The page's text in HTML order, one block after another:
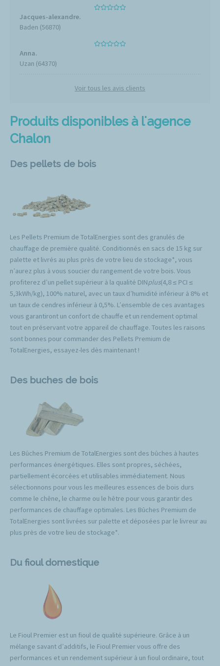
Produits disponibles à l'agence
Chalon
Des pellets de bois
Les Pellets Premium de TotalEnergies sont des granulés de
chauffage de première qualité. Conditionnés en sacs de 15 kg sur
palette et livrés au plus près de votre lieu de stockage*, vous
n’aurez plus à vous soucier du rangement de votre bois. Vous
profiterez d’un pellet supérieur à la qualité DINplus(4,8 ≤ PCI ≤
5,3kWh/kg), 100% naturel, avec un taux d’humidité inférieur à 8% et
un taux de cendres inférieur à 0,5%. L’ensemble de ces avantages
vous garantiront un confort de chauffe et un rendement optimal
tout en préservant votre appareil de chauffage. Toutes les raisons
sont bonnes pour commander des Pellets Premium de
TotalEnergies, essayez-les dès maintenant !
Des buches de bois
Les Bûches Premium de TotalEnergies sont des bûches à hautes
performances énergétiques. Elles sont propres, séchées,
partiellement écorcées et utilisables immédiatement. Nous
sélectionnons pour vous les meilleures essences de bois durs
comme le chêne, le charme ou le hêtre pour vous garantir des
performances de chauffage optimales. Les Bûches Premium de
TotalEnergies sont livrées sur palette et déposées par le livreur au
plus près de votre lieu de stockage*.
Du fioul domestique
Le Fioul Premier est un fioul de qualité supérieure. Grâce à un
mélange savant d’additifs, le Fioul Premier vous offre des
performances et un rendement supérieur à un fioul ordinaire, tout
Jacques-alexandre.
Baden (56870)
Anna.
Uzan (64370)
Voir tous les avis clients